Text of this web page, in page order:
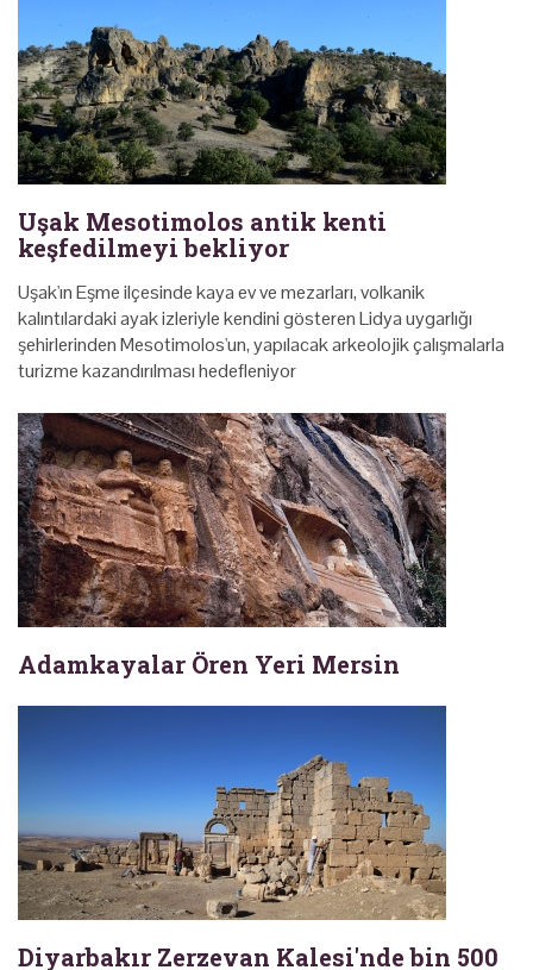
Uşak Mesotimolos antik kenti
keşfedilmeyi bekliyor
Uşak'ın Eşme ilçesinde kaya ev ve mezarları, volkanik
kalıntılardaki ayak izleriyle kendini gösteren Lidya uygarlığı
şehirlerinden Mesotimolos'un, yapılacak arkeolojik çalışmalarla
turizme kazandırılması hedefleniyor
Adamkayalar Ören Yeri Mersin
Diyarbakır Zerzevan Kalesi'nde bin 500